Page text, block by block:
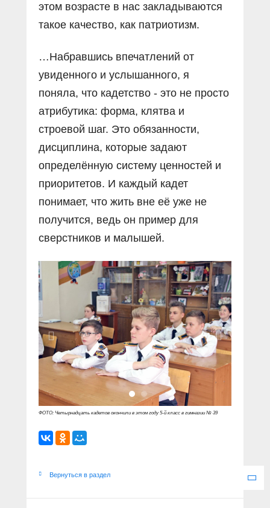
этом возрасте в нас закладываются
такое качество, как патриотизм.
…Набравшись впечатлений от
увиденного и услышанного, я
поняла, что кадетство - это не просто
атрибутика: форма, клятва и
строевой шаг. Это обязанности,
дисциплина, которые задают
определённую систему ценностей и
приоритетов. И каждый кадет
понимает, что жить вне её уже не
получится, ведь он пример для
сверстников и малышей.
ФОТО: Четырнадцать кадетов окончили в этом году 5-й класс в гимназии № 39
Вернуться в раздел